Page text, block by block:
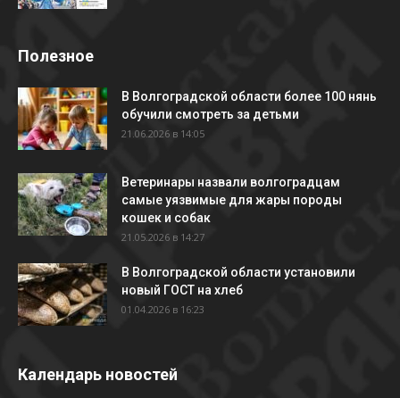
Полезное
В Волгоградской области более 100 нянь
обучили смотреть за детьми
21.06.2026 в 14:05
Ветеринары назвали волгоградцам
самые уязвимые для жары породы
кошек и собак
21.05.2026 в 14:27
В Волгоградской области установили
новый ГОСТ на хлеб
01.04.2026 в 16:23
Календарь новостей